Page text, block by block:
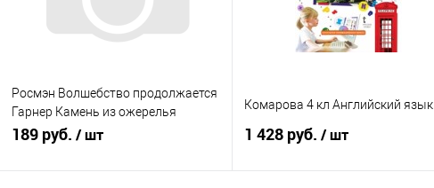
Росмэн Волшебство продолжается
Гарнер Камень из ожерелья
брисингов
189 руб. / шт
Комарова 4 кл Английский язык
1 428 руб. / шт